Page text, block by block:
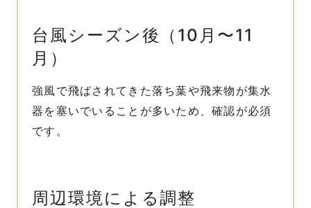
台風シーズン後（10月〜11
月）
強風で飛ばされてきた落ち葉や飛来物が集水
器を塞いでいることが多いため、確認が必須
です。
周辺環境による調整